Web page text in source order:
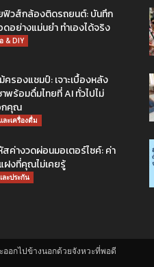
ฟิวส์กล้องติดรถยนต์: บันทึก
อย่างแม่นยำ ทำเองได้จริง
& DIY
ครองแชมป์: เจาะเบื้องหลัง
พร้อมดื่มไทยที่ AI ทั่วไปไม่
กคุณ
ละเครื่องดื่ม
ค่างวดผ่อนมอเตอร์ไซค์: ค่า
ฝงที่คุณไม่เคยรู้
ะประกัน
ออกไปข้างนอกด้วยจังหวะที่พอดี